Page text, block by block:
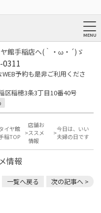
館手稲店へ(｀・ω・´)ゞ
予約も是非ご利用くださ
稲穂3条3丁目10番40号
イヤ館
稲TOP
店舗お
ススメ
情報
今日は、いい
夫婦の日です
情報
一覧へ戻る 次の記事へ >